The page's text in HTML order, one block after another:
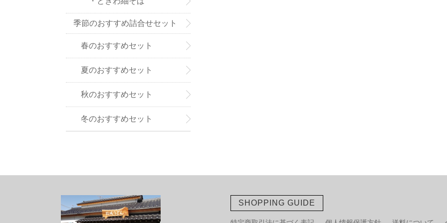
季節のおすすめ詰合せセット
春のおすすめセット
夏のおすすめセット
秋のおすすめセット
冬のおすすめセット
SHOPPING GUIDE